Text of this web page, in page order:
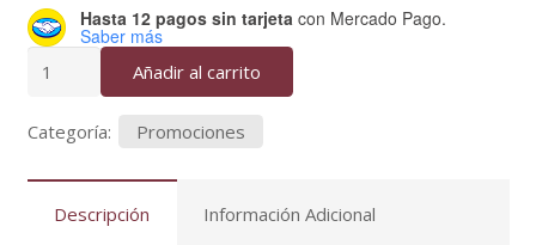
Hasta 12 pagos sin tarjetacon Mercado Pago.
Saber más
Manos
cantidad
Añadir al carrito
Categoría: Promociones
Descripción Información Adicional